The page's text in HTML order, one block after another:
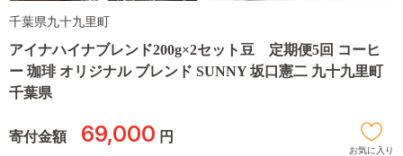
千葉県九十九里町
アイナハイナブレンド200g×2セット豆 定期便5回 コーヒ
ー 珈琲 オリジナル ブレンド SUNNY 坂口憲二 九十九里町
千葉県
寄付金額 69,000 円
お気に入り